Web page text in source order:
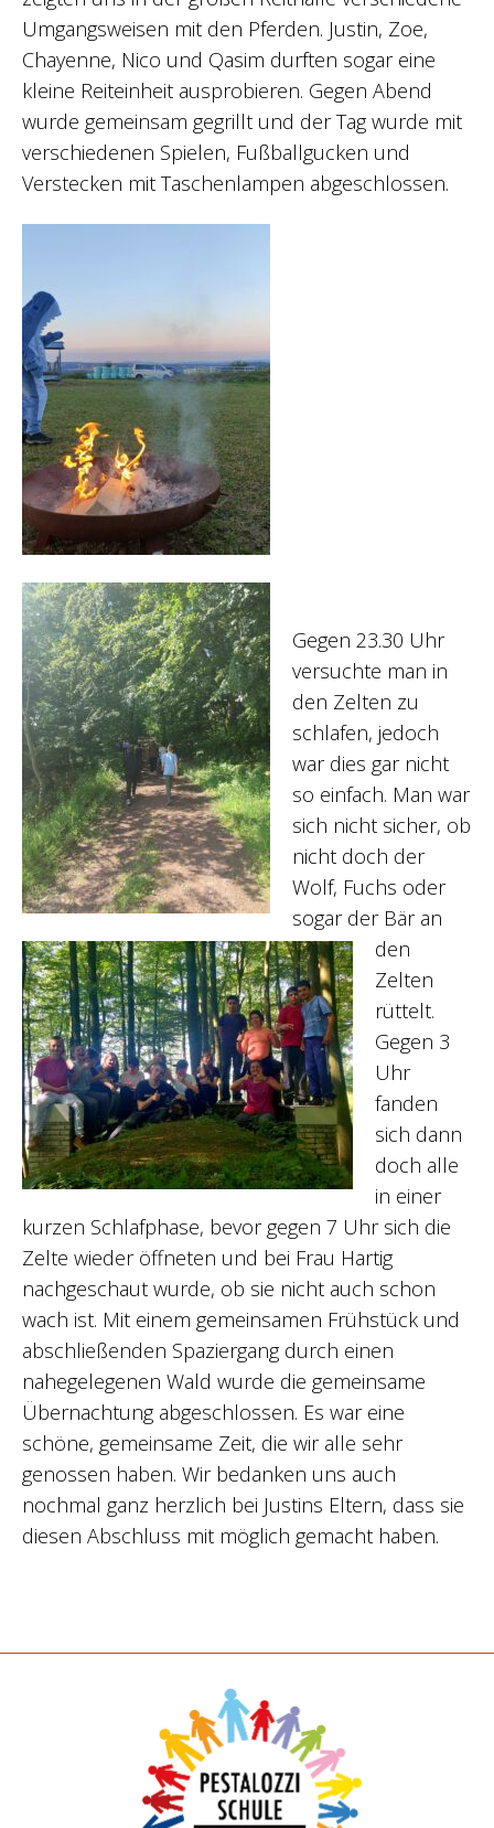
Umgangsweisen mit den Pferden. Justin, Zoe,
Chayenne, Nico und Qasim durften sogar eine
kleine Reiteinheit ausprobieren. Gegen Abend
wurde gemeinsam gegrillt und der Tag wurde mit
verschiedenen Spielen, Fußballgucken und
Verstecken mit Taschenlampen abgeschlossen.
Gegen 23.30 Uhr
versuchte man in
den Zelten zu
schlafen, jedoch
war dies gar nicht
so einfach. Man war
sich nicht sicher, ob
nicht doch der
Wolf, Fuchs oder
sogar der Bär an
den
Zelten
rüttelt.
Gegen 3
Uhr
fanden
sich dann
doch alle
in einer
kurzen Schlafphase, bevor gegen 7 Uhr sich die
Zelte wieder öffneten und bei Frau Hartig
nachgeschaut wurde, ob sie nicht auch schon
wach ist. Mit einem gemeinsamen Frühstück und
abschließenden Spaziergang durch einen
nahegelegenen Wald wurde die gemeinsame
Übernachtung abgeschlossen. Es war eine
schöne, gemeinsame Zeit, die wir alle sehr
genossen haben. Wir bedanken uns auch
nochmal ganz herzlich bei Justins Eltern, dass sie
diesen Abschluss mit möglich gemacht haben.